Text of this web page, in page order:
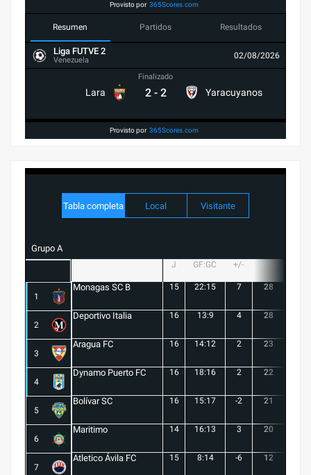
Provisto por 365Scores.com
Resumen Partidos Resultados
Liga FUTVE 2
Venezuela 02/08/2026
Lara
Finalizado
2 - 2 Yaracuyanos
Provisto por 365Scores.com
Tabla completa Local Visitante
Grupo A
J GF:GC +/-
1
Monagas SC B 15 22:15 7 28
2
Deportivo Italia 16 13:9 4 28
3
Aragua FC 16 14:12 2 23
4
Dynamo Puerto FC 16 18:16 2 22
5
Bolívar SC 16 15:17 -2 21
6
Maritimo 14 16:13 3 20
7
Atletico Ávila FC 15 8:14 -6 12